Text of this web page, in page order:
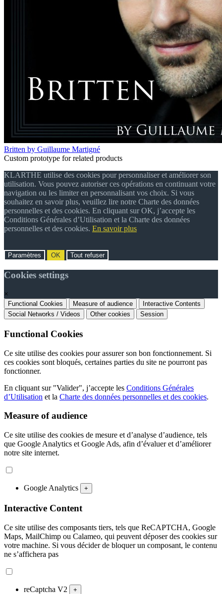
Britten by Guillaume Martigné
Custom prototype for related products
KLARTHE utilise des cookies pour personnaliser et améliorer son
utilisation. Vous pouvez autoriser ces opérations en continuant votre
navigation ou les limiter en personnalisant vos choix. Si vous
souhaitez en savoir plus, veuillez lire notre Charte des données
personnelles et des cookies. En cliquant sur OK, j’accepte les
Conditions Générales d’Utilisation et la Charte des données
personnelles et des cookies. En savoir plus
Paramètres OK Tout refuser
Cookies settings
×
Functional Cookies Measure of audience
Interactive Contents
Social Networks / Videos
Other cookies Session
Functional Cookies
Ce site utilise des cookies pour assurer son bon fonctionnement. Si
ces cookies sont bloqués, certaines parties du site ne pourront pas
fonctionner.
En cliquant sur "Valider", j’accepte les Conditions Générales
d’Utilisation et la Charte des données personnelles et des cookies.
Measure of audience
Ce site utilise des cookies de mesure et d’analyse d’audience, tels
que Google Analytics et Google Ads, afin d’évaluer et d’améliorer
notre site internet.
Google Analytics +
Interactive Content
Ce site utilise des composants tiers, tels que ReCAPTCHA, Google
Maps, MailChimp ou Calameo, qui peuvent déposer des cookies sur
votre machine. Si vous décider de bloquer un composant, le contenu
ne s’affichera pas
reCaptcha V2 +